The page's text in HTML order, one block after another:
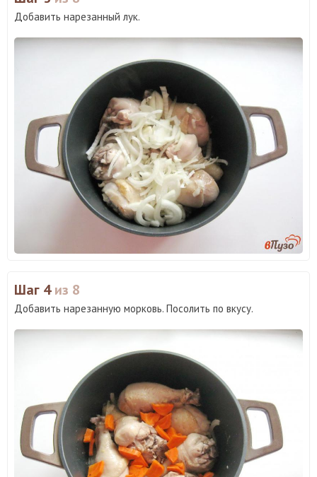
Добавить нарезанный лук.
Шаг 4из 8
Добавить нарезанную морковь. Посолить по вкусу.